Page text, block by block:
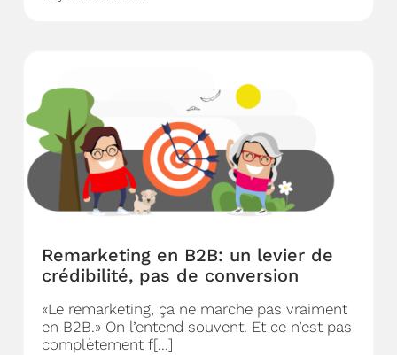
Remarketing en B2B: un levier de
crédibilité, pas de conversion
«Le remarketing, ça ne marche pas vraiment
en B2B.» On l’entend souvent. Et ce n’est pas
complètement f[...]